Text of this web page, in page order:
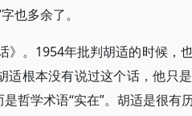
也多余了。
。1954年批判胡适的时候，
适根本没有说过这个话，他只
哲学术语“实在”。胡适是很有